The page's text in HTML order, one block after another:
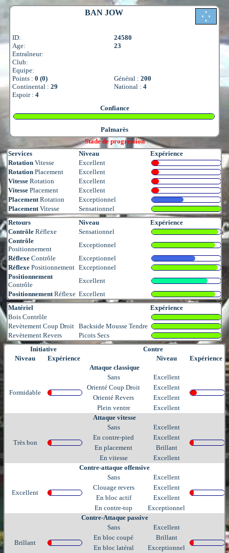
BAN JOW
ID:
24580
Age:
23
Entraîneur:
Club:
Equipe:
Points : 0 (0) Général : 200
Continental : 29 National : 4
Espoir : 4
Confiance
Palmarès
Stade de progression
Services
Niveau
Expérience
Rotation Vitesse
Excellent
Rotation Placement
Excellent
Vitesse Rotation
Excellent
Vitesse Placement
Excellent
Placement Rotation
Exceptionnel
Placement Vitesse
Sensationnel
Retours
Niveau
Expérience
Contrôle Réflexe
Sensationnel
Contrôle
Positionnement
Exceptionnel
Réflexe Contrôle
Exceptionnel
Réflexe Positionnement Exceptionnel
Positionnement
Contrôle
Excellent
Positionnement Réflexe Excellent
Matériel
Expérience
Bois Contrôle
Revètement Coup Droit
Backside Mousse Tendre
Revètement Revers
Picots Secs
Initiative
Contre
Niveau
Expérience Niveau
Expérience
Attaque classique
Formidable
Sans
Excellent
Orienté Coup Droit
Excellent
Orienté Revers
Excellent
Plein ventre
Excellent
Attaque vitesse
Très bon
Sans
Excellent
En contre-pied
Excellent
En placement
Brillant
En vitesse
Excellent
Contre-attaque offensive
Excellent
Sans
Excellent
Clouage revers
Excellent
En bloc actif
Excellent
En contre-top
Exceptionnel
Contre-Attaque passive
Brillant
Sans
Excellent
En bloc coupé
Brillant
En bloc latéral
Exceptionnel